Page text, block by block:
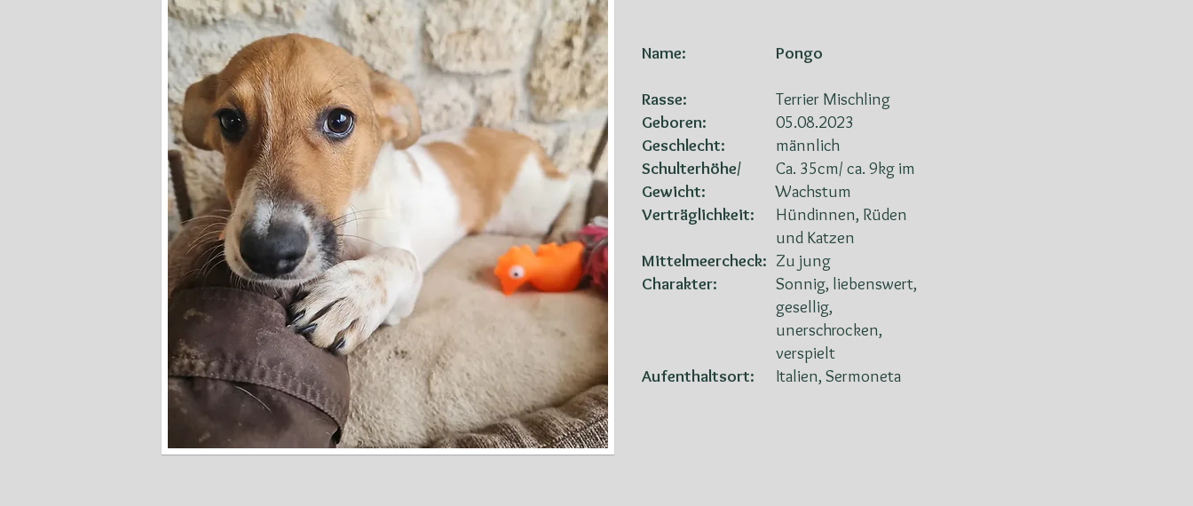
Name:
Rasse:
Geboren:
Geschlecht:
Schulterhöhe/
Gewicht:
Verträglichkeit:
Mittelmeercheck:
Charakter:
Aufenthaltsort:
Pongo
Terrier Mischling
05.08.2023
männlich
Ca. 35cm/ ca. 9kg im
Wachstum
Hündinnen, Rüden
und Katzen
Zu jung
Sonnig, liebenswert,
gesellig,
unerschrocken,
verspielt
Italien, Sermoneta